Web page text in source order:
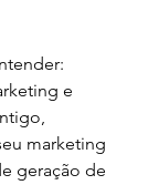
e
marketing
geração de